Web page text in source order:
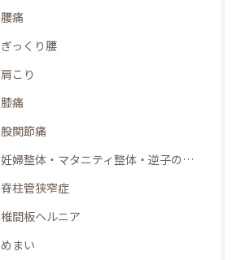
腰痛
ぎっくり腰
肩こり
膝痛
股関節痛
妊婦整体・マタニティ整体・逆子の整体
脊柱管狭窄症
椎間板ヘルニア
めまい